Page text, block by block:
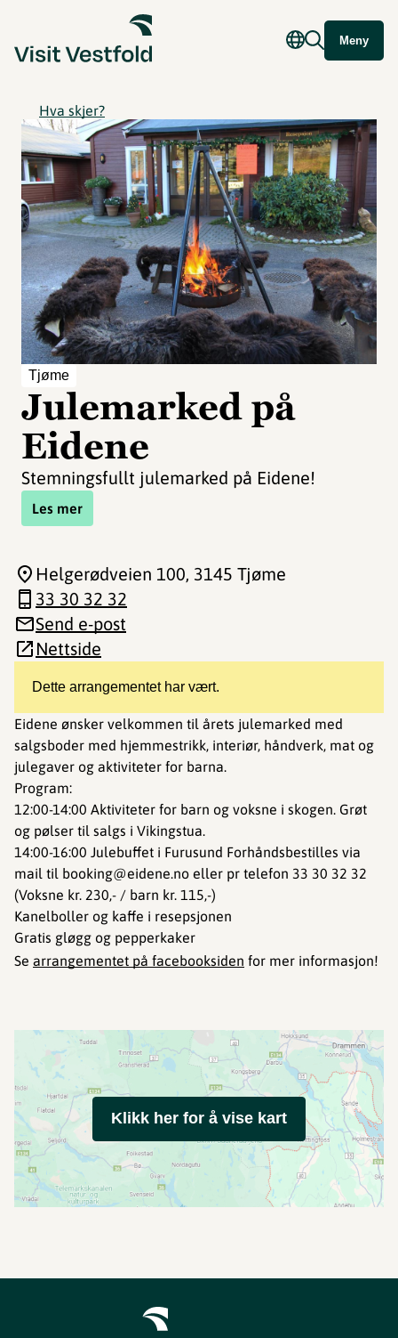
Meny
Hva skjer?
Tjøme
Julemarked på
Eidene
Stemningsfullt julemarked på Eidene!
Les mer
Dette arrangementet har vært.
Eidene ønsker velkommen til årets julemarked med
salgsboder med hjemmestrikk, interiør, håndverk, mat og
julegaver og aktiviteter for barna.
Program:
12:00-14:00 Aktiviteter for barn og voksne i skogen. Grøt
og pølser til salgs i Vikingstua.
14:00-16:00 Julebuffet i Furusund Forhåndsbestilles via
mail til booking@eidene.no eller pr telefon 33 30 32 32
(Voksne kr. 230,- / barn kr. 115,-)
Kanelboller og kaffe i resepsjonen
Gratis gløgg og pepperkaker
Se arrangementet på facebooksiden for mer informasjon!
Helgerødveien 100, 3145 Tjøme
33 30 32 32
Send e-post
Nettside
Klikk her for å vise kart